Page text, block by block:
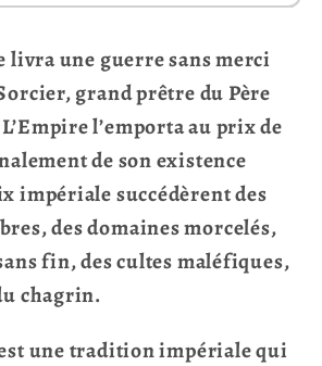
livra une guerre sans merci
grand prêtre du Père
l’emporta au prix de
de son existence
impériale succédèrent des
des domaines morcelés,
fin, des cultes maléfiques,
chagrin.
une tradition impériale qui